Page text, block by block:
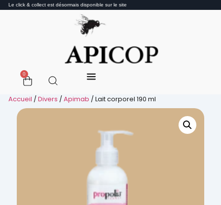
Le click & collect est désormais disponible sur le site
0
Accueil /Divers /Apimab / Lait corporel 190 ml